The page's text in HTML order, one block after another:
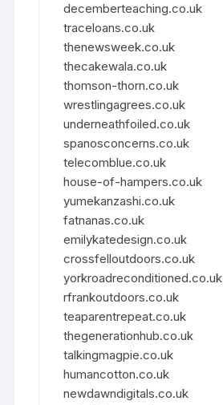
decemberteaching.co.uk
traceloans.co.uk
thenewsweek.co.uk
thecakewala.co.uk
thomson-thorn.co.uk
wrestlingagrees.co.uk
underneathfoiled.co.uk
spanosconcerns.co.uk
telecomblue.co.uk
house-of-hampers.co.uk
yumekanzashi.co.uk
fatnanas.co.uk
emilykatedesign.co.uk
crossfelloutdoors.co.uk
yorkroadreconditioned.co.uk
rfrankoutdoors.co.uk
teaparentrepeat.co.uk
thegenerationhub.co.uk
talkingmagpie.co.uk
humancotton.co.uk
newdawndigitals.co.uk